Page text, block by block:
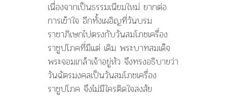
เนื่องจากเป็นธรรมเนียมใหม่ ยากต่อ
การเข้าใจ อีกทั้งเผอิญที่วันบรม
ราชาภิเษกไปตรงกับวันสมโภชเครื่อง
ราชูปโภคที่มีแต่ เดิม พระบาทสมเด็จ
พระจอมเกล้าเจ้าอยู่หัว จึงทรงอธิบายว่า
วันฉัตรมงคลเป็นวันสมโภชเครื่อง
ราชูปโภค จึงไม่มีใครติดใจสงสัย